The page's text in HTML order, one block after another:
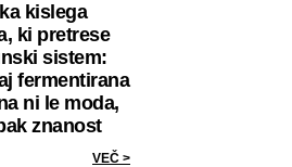
kislega
ki pretrese
sistem:
fermentirana
ni le moda,
znanost
VEČ >